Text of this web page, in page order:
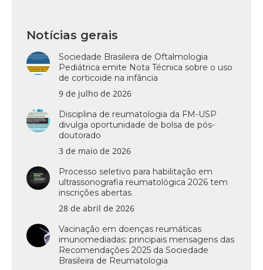
Notícias gerais
Sociedade Brasileira de Oftalmologia
Pediátrica emite Nota Técnica sobre o uso
de corticoide na infância
9 de julho de 2026
Disciplina de reumatologia da FM-USP
divulga oportunidade de bolsa de pós-
doutorado
3 de maio de 2026
Processo seletivo para habilitação em
ultrassonografia reumatológica 2026 tem
inscrições abertas
28 de abril de 2026
Vacinação em doenças reumáticas
imunomediadas: principais mensagens das
Recomendações 2025 da Sociedade
Brasileira de Reumatologia